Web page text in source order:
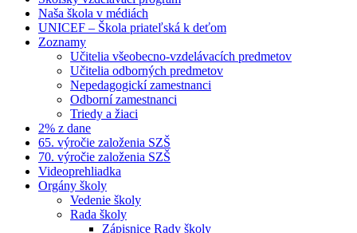
Naša škola v médiách
UNICEF – Škola priateľská k deťom
Zoznamy
Učitelia všeobecno-vzdelávacích predmetov
Učitelia odborných predmetov
Nepedagogickí zamestnanci
Odborní zamestnanci
Triedy a žiaci
2% z dane
65. výročie založenia SZŠ
70. výročie založenia SZŠ
Videoprehliadka
Orgány školy
Vedenie školy
Rada školy
Zápisnice Rady školy